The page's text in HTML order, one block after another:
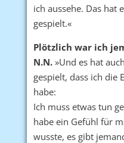
ich aussehe. Das hat
gespielt.«
Plötzlich war ich
N.N.»Und es hat
gespielt, dass ich die
habe:
Ich muss etwas tun
habe ein Gefühl für
wusste, es gibt